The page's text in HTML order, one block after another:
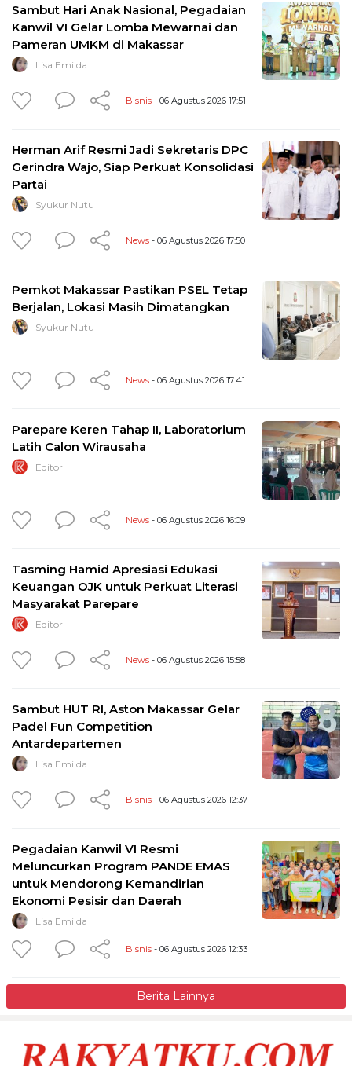
Sambut Hari Anak Nasional, Pegadaian
Kanwil VI Gelar Lomba Mewarnai dan
Pameran UMKM di Makassar
Lisa Emilda
Bisnis - 06 Agustus 2026 17:51
Herman Arif Resmi Jadi Sekretaris DPC
Gerindra Wajo, Siap Perkuat Konsolidasi
Partai
Syukur Nutu
News - 06 Agustus 2026 17:50
Pemkot Makassar Pastikan PSEL Tetap
Berjalan, Lokasi Masih Dimatangkan
Syukur Nutu
News - 06 Agustus 2026 17:41
Parepare Keren Tahap II, Laboratorium
Latih Calon Wirausaha
Editor
News - 06 Agustus 2026 16:09
Tasming Hamid Apresiasi Edukasi
Keuangan OJK untuk Perkuat Literasi
Masyarakat Parepare
Editor
News - 06 Agustus 2026 15:58
Sambut HUT RI, Aston Makassar Gelar
Padel Fun Competition
Antardepartemen
Lisa Emilda
Bisnis - 06 Agustus 2026 12:37
Pegadaian Kanwil VI Resmi
Meluncurkan Program PANDE EMAS
untuk Mendorong Kemandirian
Ekonomi Pesisir dan Daerah
Lisa Emilda
Bisnis - 06 Agustus 2026 12:33
Berita Lainnya